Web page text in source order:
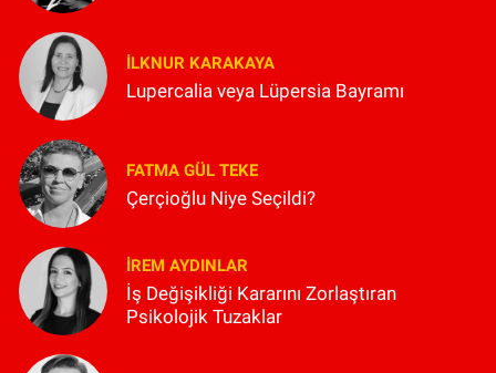
İLKNUR KARAKAYA
Lupercalia veya Lüpersia Bayramı
FATMA GÜL TEKE
Çerçioğlu Niye Seçildi?
İREM AYDINLAR
İş Değişikliği Kararını Zorlaştıran
Psikolojik Tuzaklar